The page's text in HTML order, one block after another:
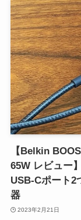
【Belkin
65W レビュー
USB-Cポート2
器
2023年2月21日